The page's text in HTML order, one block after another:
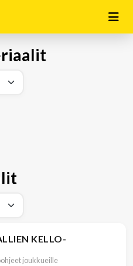
KELLO-
joukkueille